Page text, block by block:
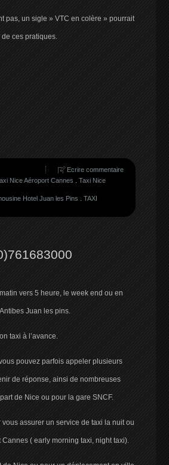
pas, un sigle » VTC en colère » pourrait
ces pratiques.
Ecrire commentaire
Nice Aéroport Cannes
Taxi Nice
Hotel Juan les Pins
TAXI
vers 5 heure, le week end ou en
Juan les pins.
taxi à l’avance.
pouvez parfois appeler plusieurs
de réponse, ainsi de nombreuses
de Nice ou pour la gare SNCF.
assurer un service de taxi la nuit ou
Cannes ( early morning taxi, night taxi).